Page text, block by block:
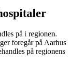
på i regionen.
foregår på Aarhus
på regionens